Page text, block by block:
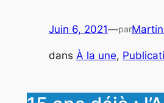
Juin 6, 2021—par
dans À la une,